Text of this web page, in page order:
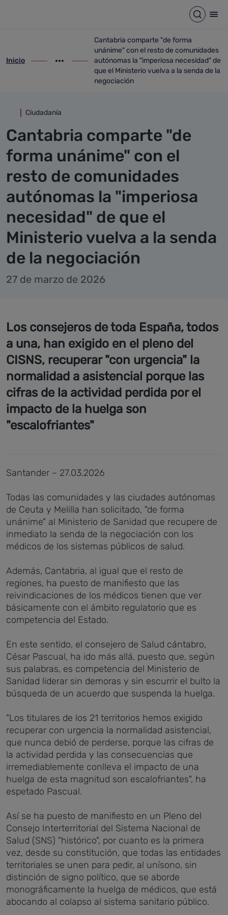
Abrir
ir-a inicio
Inicio
Mostrar opciones del camino de migas
ir-a Cantabria comparte "de forma
Cantabria comparte "de forma
unánime" con el resto de comunidades
autónomas la "imperiosa necesidad" de
que el Ministerio vuelva a la senda de la
negociación
Ciudadanía
Cantabria comparte "de
forma unánime" con el
resto de comunidades
autónomas la "imperiosa
necesidad" de que el
Ministerio vuelva a la senda
de la negociación
27 de marzo de 2026
Los consejeros de toda España, todos
a una, han exigido en el pleno del
CISNS, recuperar "con urgencia" la
normalidad a asistencial porque las
cifras de la actividad perdida por el
impacto de la huelga son
"escalofriantes"
Santander – 27.03.2026
Todas las comunidades y las ciudades autónomas
de Ceuta y Melilla han solicitado, "de forma
unánime" al Ministerio de Sanidad que recupere de
inmediato la senda de la negociación con los
médicos de los sistemas públicos de salud.
Además, Cantabria, al igual que el resto de
regiones, ha puesto de manifiesto que las
reivindicaciones de los médicos tienen que ver
básicamente con el ámbito regulatorio que es
competencia del Estado.
En este sentido, el consejero de Salud cántabro,
César Pascual, ha ido más allá, puesto que, según
sus palabras, es competencia del Ministerio de
Sanidad liderar sin demoras y sin escurrir el bulto la
búsqueda de un acuerdo que suspenda la huelga.
"Los titulares de los 21 territorios hemos exigido
recuperar con urgencia la normalidad asistencial,
que nunca debió de perderse, porque las cifras de
la actividad perdida y las consecuencias que
irremediablemente conlleva el impacto de una
huelga de esta magnitud son escalofriantes", ha
espetado Pascual.
Así se ha puesto de manifiesto en un Pleno del
Consejo Interterritorial del Sistema Nacional de
Salud (SNS) "histórico", por cuanto es la primera
vez, desde su constitución, que todas las entidades
territoriales se unen para pedir, al unísono, sin
distinción de signo político, que se aborde
monográficamente la huelga de médicos, que está
abocando al colapso al sistema sanitario público.